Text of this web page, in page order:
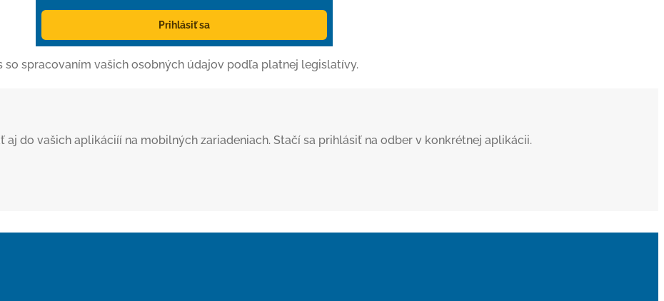
Prihlásiť sa
spracovaním vašich osobných údajov podľa platnej legislatívy.
do vašich aplikáciíí na mobilných zariadeniach. Stačí sa prihlásiť na odber v konkrétnej aplikácii.